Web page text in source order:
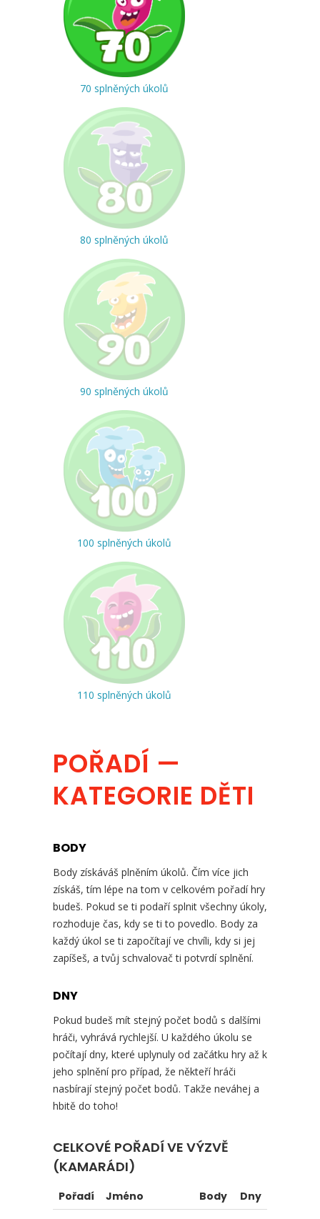
70 splněných úkolů
80 splněných úkolů
90 splněných úkolů
100 splněných úkolů
110 splněných úkolů
POŘADÍ —
KATEGORIE DĚTI
BODY
Body získáváš plněním úkolů. Čím více jich
získáš, tím lépe na tom v celkovém pořadí hry
budeš. Pokud se ti podaří splnit všechny úkoly,
rozhoduje čas, kdy se ti to povedlo. Body za
každý úkol se ti započítají ve chvíli, kdy si jej
zapíšeš, a tvůj schvalovač ti potvrdí splnění.
DNY
Pokud budeš mít stejný počet bodů s dalšími
hráči, vyhrává rychlejší. U každého úkolu se
počítají dny, které uplynuly od začátku hry až k
jeho splnění pro případ, že někteří hráči
nasbírají stejný počet bodů. Takže neváhej a
hbitě do toho!
CELKOVÉ POŘADÍ VE VÝZVĚ
(KAMARÁDI)
Pořadí Jméno Body
Dny